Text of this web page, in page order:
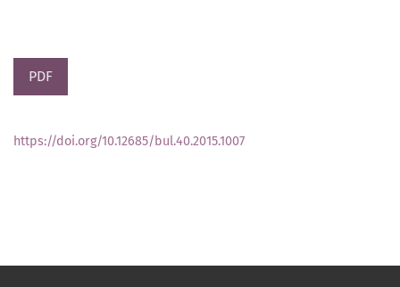
PDF
https://doi.org/10.12685/bul.40.2015.1007